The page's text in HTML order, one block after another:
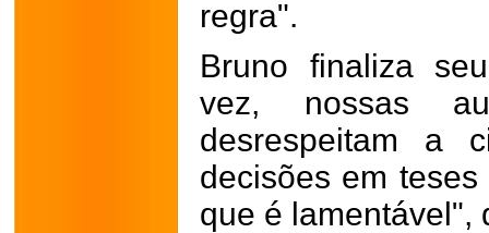
regra".
Bruno finaliza
vez, nossas
desrespeitam a
decisões em
que é lamentável",